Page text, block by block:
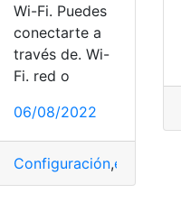
Wi-Fi. Puedes
conectarte a
través de. Wi-
Fi. red o
06/08/2022
Configuración,encender